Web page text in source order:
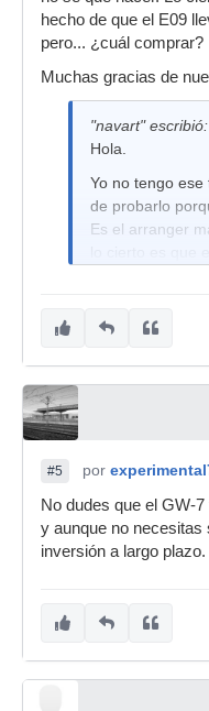
hecho de que el E09
pero... ¿cuál comprar?
Muchas gracias de
"navart" escribió:
Hola.
Yo no tengo
de probarlo
Es el arranger
lo cierto es que
esta marca.
Tiene altavoces
puedes usar en
ellos es
Lo que me
con, por
original y
#5 por
No dudes que el GW-
y aunque no necesitas
inversión a largo plazo.